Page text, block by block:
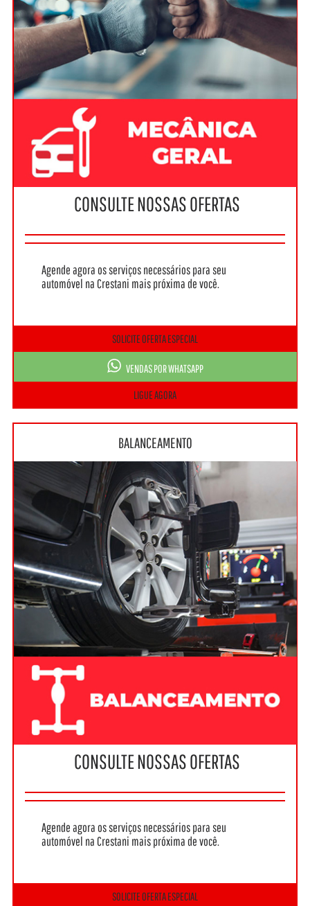
CONSULTE NOSSAS OFERTAS
Agende agora os serviços necessários para seu
automóvel na Crestani mais próxima de você.
SOLICITE OFERTA ESPECIAL
VENDAS POR WHATSAPP
LIGUE AGORA
BALANCEAMENTO
CONSULTE NOSSAS OFERTAS
Agende agora os serviços necessários para seu
automóvel na Crestani mais próxima de você.
SOLICITE OFERTA ESPECIAL